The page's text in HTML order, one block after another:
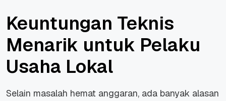
Keuntungan Teknis
Menarik untuk Pelaku
Usaha Lokal
Selain masalah hemat anggaran, ada banyak alasan